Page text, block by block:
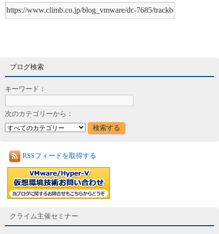
ブログ検索
キーワード：
次のカテゴリーから：
RSSフィードを取得する
クライム主催セミナー